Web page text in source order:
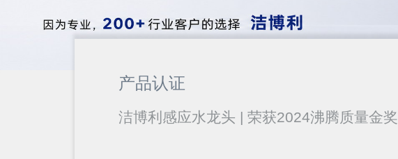
产品认证
洁博利感应水龙头 | 荣获2024沸腾质量金奖